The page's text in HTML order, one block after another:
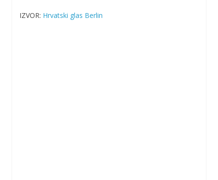
IZVOR: Hrvatski glas Berlin